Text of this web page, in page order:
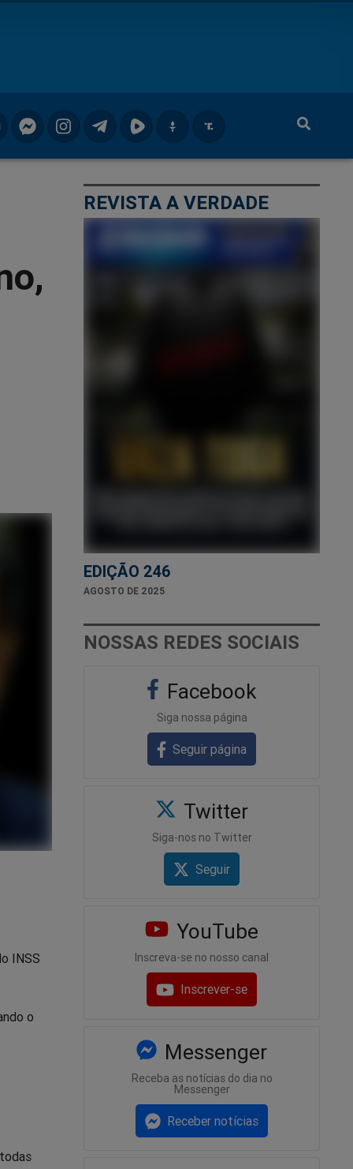
INSS
o
REVISTA A VERDADE
EDIÇÃO 246
AGOSTO DE 2025
NOSSAS REDES SOCIAIS
Facebook
Siga nossa página
Seguir página
Twitter
Siga-nos no Twitter
Seguir
YouTube
Inscreva-se no nosso canal
Inscrever-se
Messenger
Receba as notícias do dia no
Messenger
Receber notícias